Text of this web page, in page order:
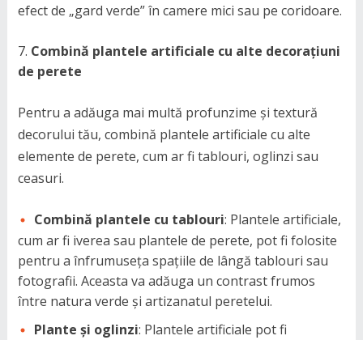
efect de „gard verde” în camere mici sau pe coridoare.
Combină plantele artificiale cu alte decorațiuni
de perete
Pentru a adăuga mai multă profunzime și textură
decorului tău, combină plantele artificiale cu alte
elemente de perete, cum ar fi tablouri, oglinzi sau
ceasuri.
Combină plantele cu tablouri: Plantele artificiale,
cum ar fi iverea sau plantele de perete, pot fi folosite
pentru a înfrumuseța spațiile de lângă tablouri sau
fotografii. Aceasta va adăuga un contrast frumos
între natura verde și artizanatul peretelui.
Plante și oglinzi: Plantele artificiale pot fi